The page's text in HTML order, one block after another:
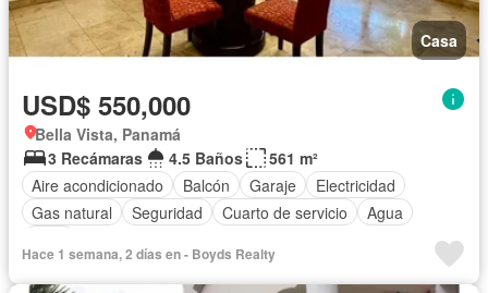
Casa
USD$ 550,000
Bella Vista, Panamá
3 Recámaras
4.5 Baños
561 m²
Aire acondicionado
Balcón Garaje
Electricidad
Gas natural
Seguridad Cuarto de servicio
Agua
Hace 1 semana, 2 días en - Boyds Realty